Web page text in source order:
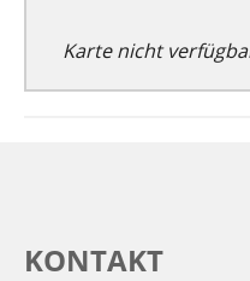
Karte nicht
KONTAKT